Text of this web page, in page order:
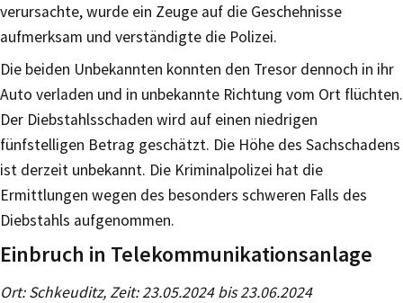
verursachte, wurde ein Zeuge auf die Geschehnisse
aufmerksam und verständigte die Polizei.
Die beiden Unbekannten konnten den Tresor dennoch in ihr
Auto verladen und in unbekannte Richtung vom Ort flüchten.
Der Diebstahlsschaden wird auf einen niedrigen
fünfstelligen Betrag geschätzt. Die Höhe des Sachschadens
ist derzeit unbekannt. Die Kriminalpolizei hat die
Ermittlungen wegen des besonders schweren Falls des
Diebstahls aufgenommen.
Einbruch in Telekommunikationsanlage
Ort: Schkeuditz, Zeit: 23.05.2024 bis 23.06.2024